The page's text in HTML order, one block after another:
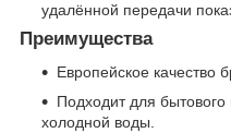
удалённой передачи
Преимущества
Европейское качество
Подходит для бытового
холодной воды.